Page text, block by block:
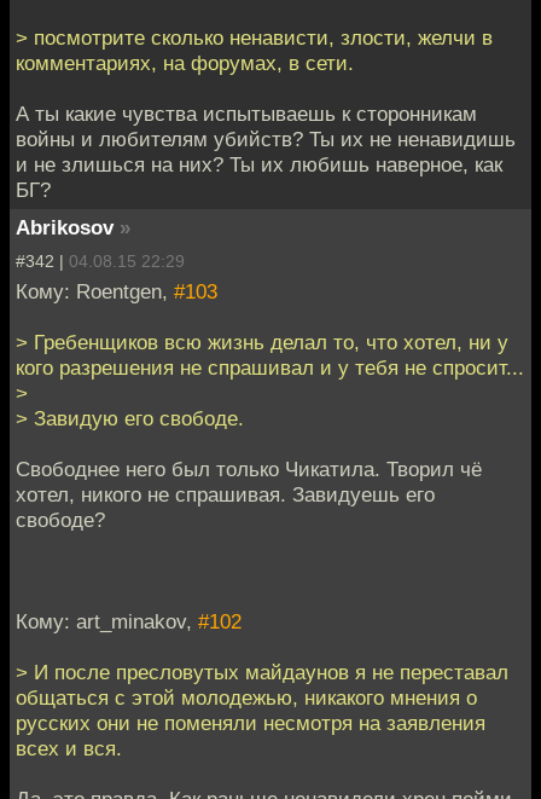
> посмотрите сколько ненависти, злости, желчи в
комментариях, на форумах, в сети.
А ты какие чувства испытываешь к сторонникам
войны и любителям убийств? Ты их не ненавидишь
и не злишься на них? Ты их любишь наверное, как
БГ?
Abrikosov »
#342 | 04.08.15 22:29
Кому: Roentgen, #103
> Гребенщиков всю жизнь делал то, что хотел, ни у
кого разрешения не спрашивал и у тебя не спросит...
>
> Завидую его свободе.
Свободнее него был только Чикатила. Творил чё
хотел, никого не спрашивая. Завидуешь его
свободе?
Кому: art_minakov, #102
> И после пресловутых майдаунов я не переставал
общаться с этой молодежью, никакого мнения о
русских они не поменяли несмотря на заявления
всех и вся.